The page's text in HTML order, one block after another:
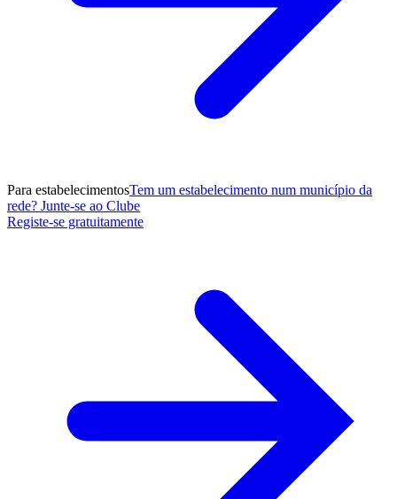
Para estabelecimentosTem um estabelecimento num município da
rede? Junte-se ao Clube
Registe-se gratuitamente